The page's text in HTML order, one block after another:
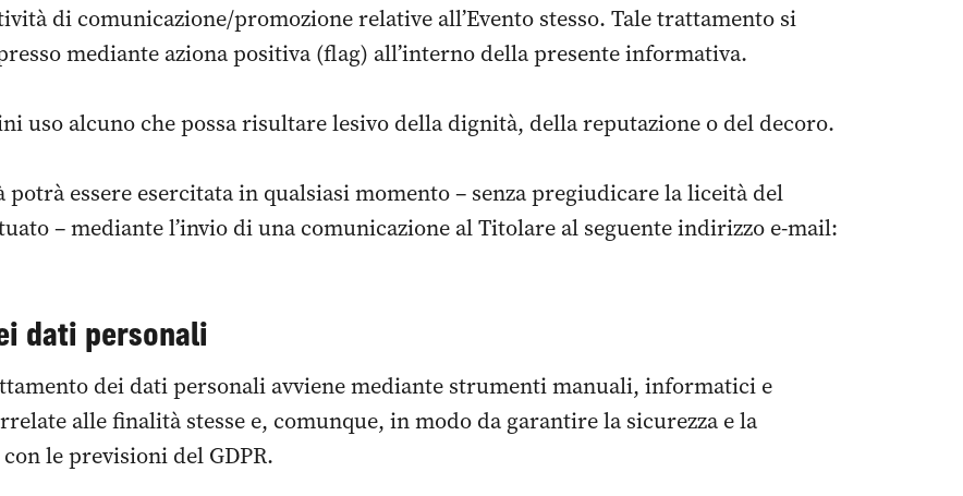
di comunicazione/promozione relative all’Evento stesso. Tale trattamento si
mediante aziona positiva (flag) all’interno della presente informativa.
uso alcuno che possa risultare lesivo della dignità, della reputazione o del decoro.
essere esercitata in qualsiasi momento – senza pregiudicare la liceità del
– mediante l’invio di una comunicazione al Titolare al seguente indirizzo e-mail:
dati personali
dei dati personali avviene mediante strumenti manuali, informatici e
alle finalità stesse e, comunque, in modo da garantire la sicurezza e la
le previsioni del GDPR.